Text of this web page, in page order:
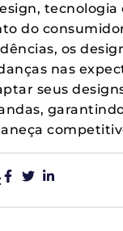
tecnologia
do
os
nas
seus